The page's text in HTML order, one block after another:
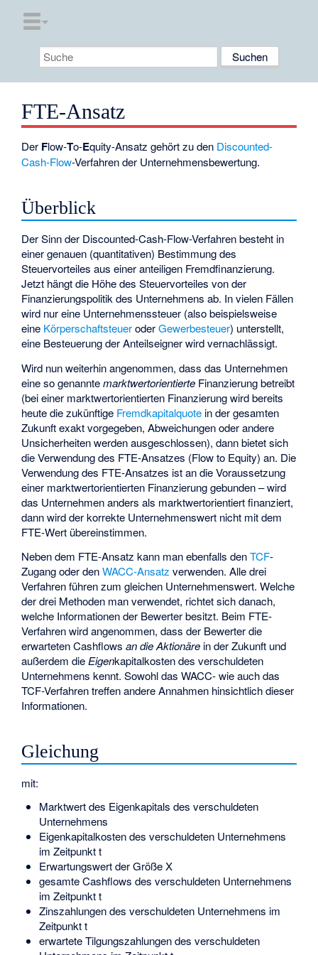
FTE-Ansatz
Der Flow-To-Equity-Ansatz gehört zu den Discounted-
Cash-Flow-Verfahren der Unternehmensbewertung.
Überblick
Der Sinn der Discounted-Cash-Flow-Verfahren besteht in
einer genauen (quantitativen) Bestimmung des
Steuervorteiles aus einer anteiligen Fremdfinanzierung.
Jetzt hängt die Höhe des Steuervorteiles von der
Finanzierungspolitik des Unternehmens ab. In vielen Fällen
wird nur eine Unternehmenssteuer (also beispielsweise
eine KörperschaftsteueroderGewerbesteuer) unterstellt,
eine Besteuerung der Anteilseigner wird vernachlässigt.
Wird nun weiterhin angenommen, dass das Unternehmen
eine so genanntemarktwertorientierte Finanzierung betreibt
(bei einer marktwertorientierten Finanzierung wird bereits
heute die zukünftige Fremdkapitalquote in der gesamten
Zukunft exakt vorgegeben, Abweichungen oder andere
Unsicherheiten werden ausgeschlossen), dann bietet sich
die Verwendung des FTE-Ansatzes (Flow to Equity) an. Die
Verwendung des FTE-Ansatzes ist an die Voraussetzung
einer marktwertorientierten Finanzierung gebunden – wird
das Unternehmen anders als marktwertorientiert finanziert,
dann wird der korrekte Unternehmenswert nicht mit dem
FTE-Wert übereinstimmen.
Neben dem FTE-Ansatz kann man ebenfalls denTCF-
Zugang oder denWACC-Ansatz verwenden. Alle drei
Verfahren führen zum gleichen Unternehmenswert. Welche
der drei Methoden man verwendet, richtet sich danach,
welche Informationen der Bewerter besitzt. Beim FTE-
Verfahren wird angenommen, dass der Bewerter die
erwarteten Cashflowsan die Aktionäre in der Zukunft und
außerdem dieEigenkapitalkosten des verschuldeten
Unternehmens kennt. Sowohl das WACC- wie auch das
TCF-Verfahren treffen andere Annahmen hinsichtlich dieser
Informationen.
Gleichung
mit:
Marktwert des Eigenkapitals des verschuldeten
Unternehmens
Eigenkapitalkosten des verschuldeten Unternehmens
im Zeitpunkt t
Erwartungswert der Größe X
gesamte Cashflows des verschuldeten Unternehmens
im Zeitpunkt t
Zinszahlungen des verschuldeten Unternehmens im
Zeitpunkt t
erwartete Tilgungszahlungen des verschuldeten